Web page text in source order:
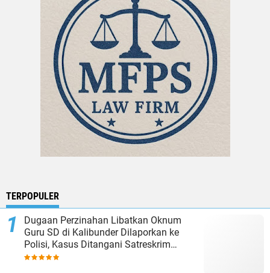
TERPOPULER
Dugaan Perzinahan Libatkan Oknum
Guru SD di Kalibunder Dilaporkan ke
Polisi, Kasus Ditangani Satreskrim
Polres Sukabumi